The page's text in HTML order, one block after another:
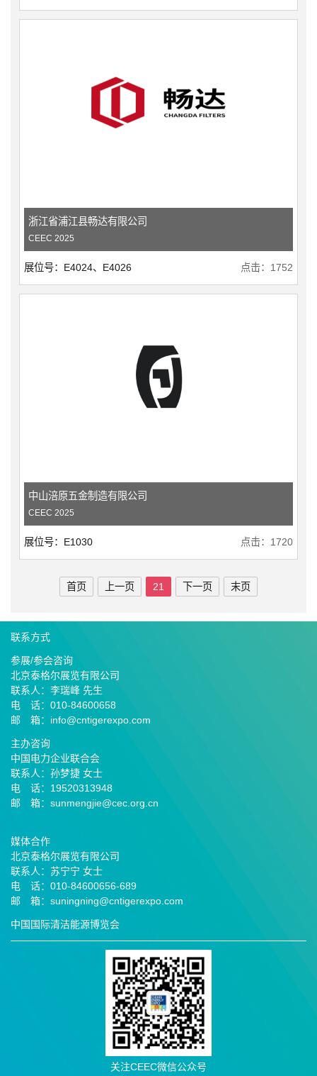
浙江省浦江县畅达有限公司
CEEC 2025
展位号：E4024、E4026 点击：1752
中山涪原五金制造有限公司
CEEC 2025
展位号：E1030 点击：1720
首页 上一页 21 下一页 末页
联系方式
参展/参会咨询
北京泰格尔展览有限公司
联系人：李瑞峰 先生
电 话：010-84600658
邮 箱：info@cntigerexpo.com
主办咨询
中国电力企业联合会
联系人：孙梦捷 女士
电 话：19520313948
邮 箱：sunmengjie@cec.org.cn
媒体合作
北京泰格尔展览有限公司
联系人：苏宁宁 女士
电 话：010-84600656-689
邮
箱：suningning@cntigerexpo.com
中国国际清洁能源博览会
关注CEEC微信公众号